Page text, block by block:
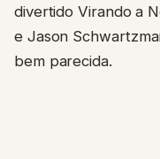
divertido Virando a
e Jason
bem parecida.